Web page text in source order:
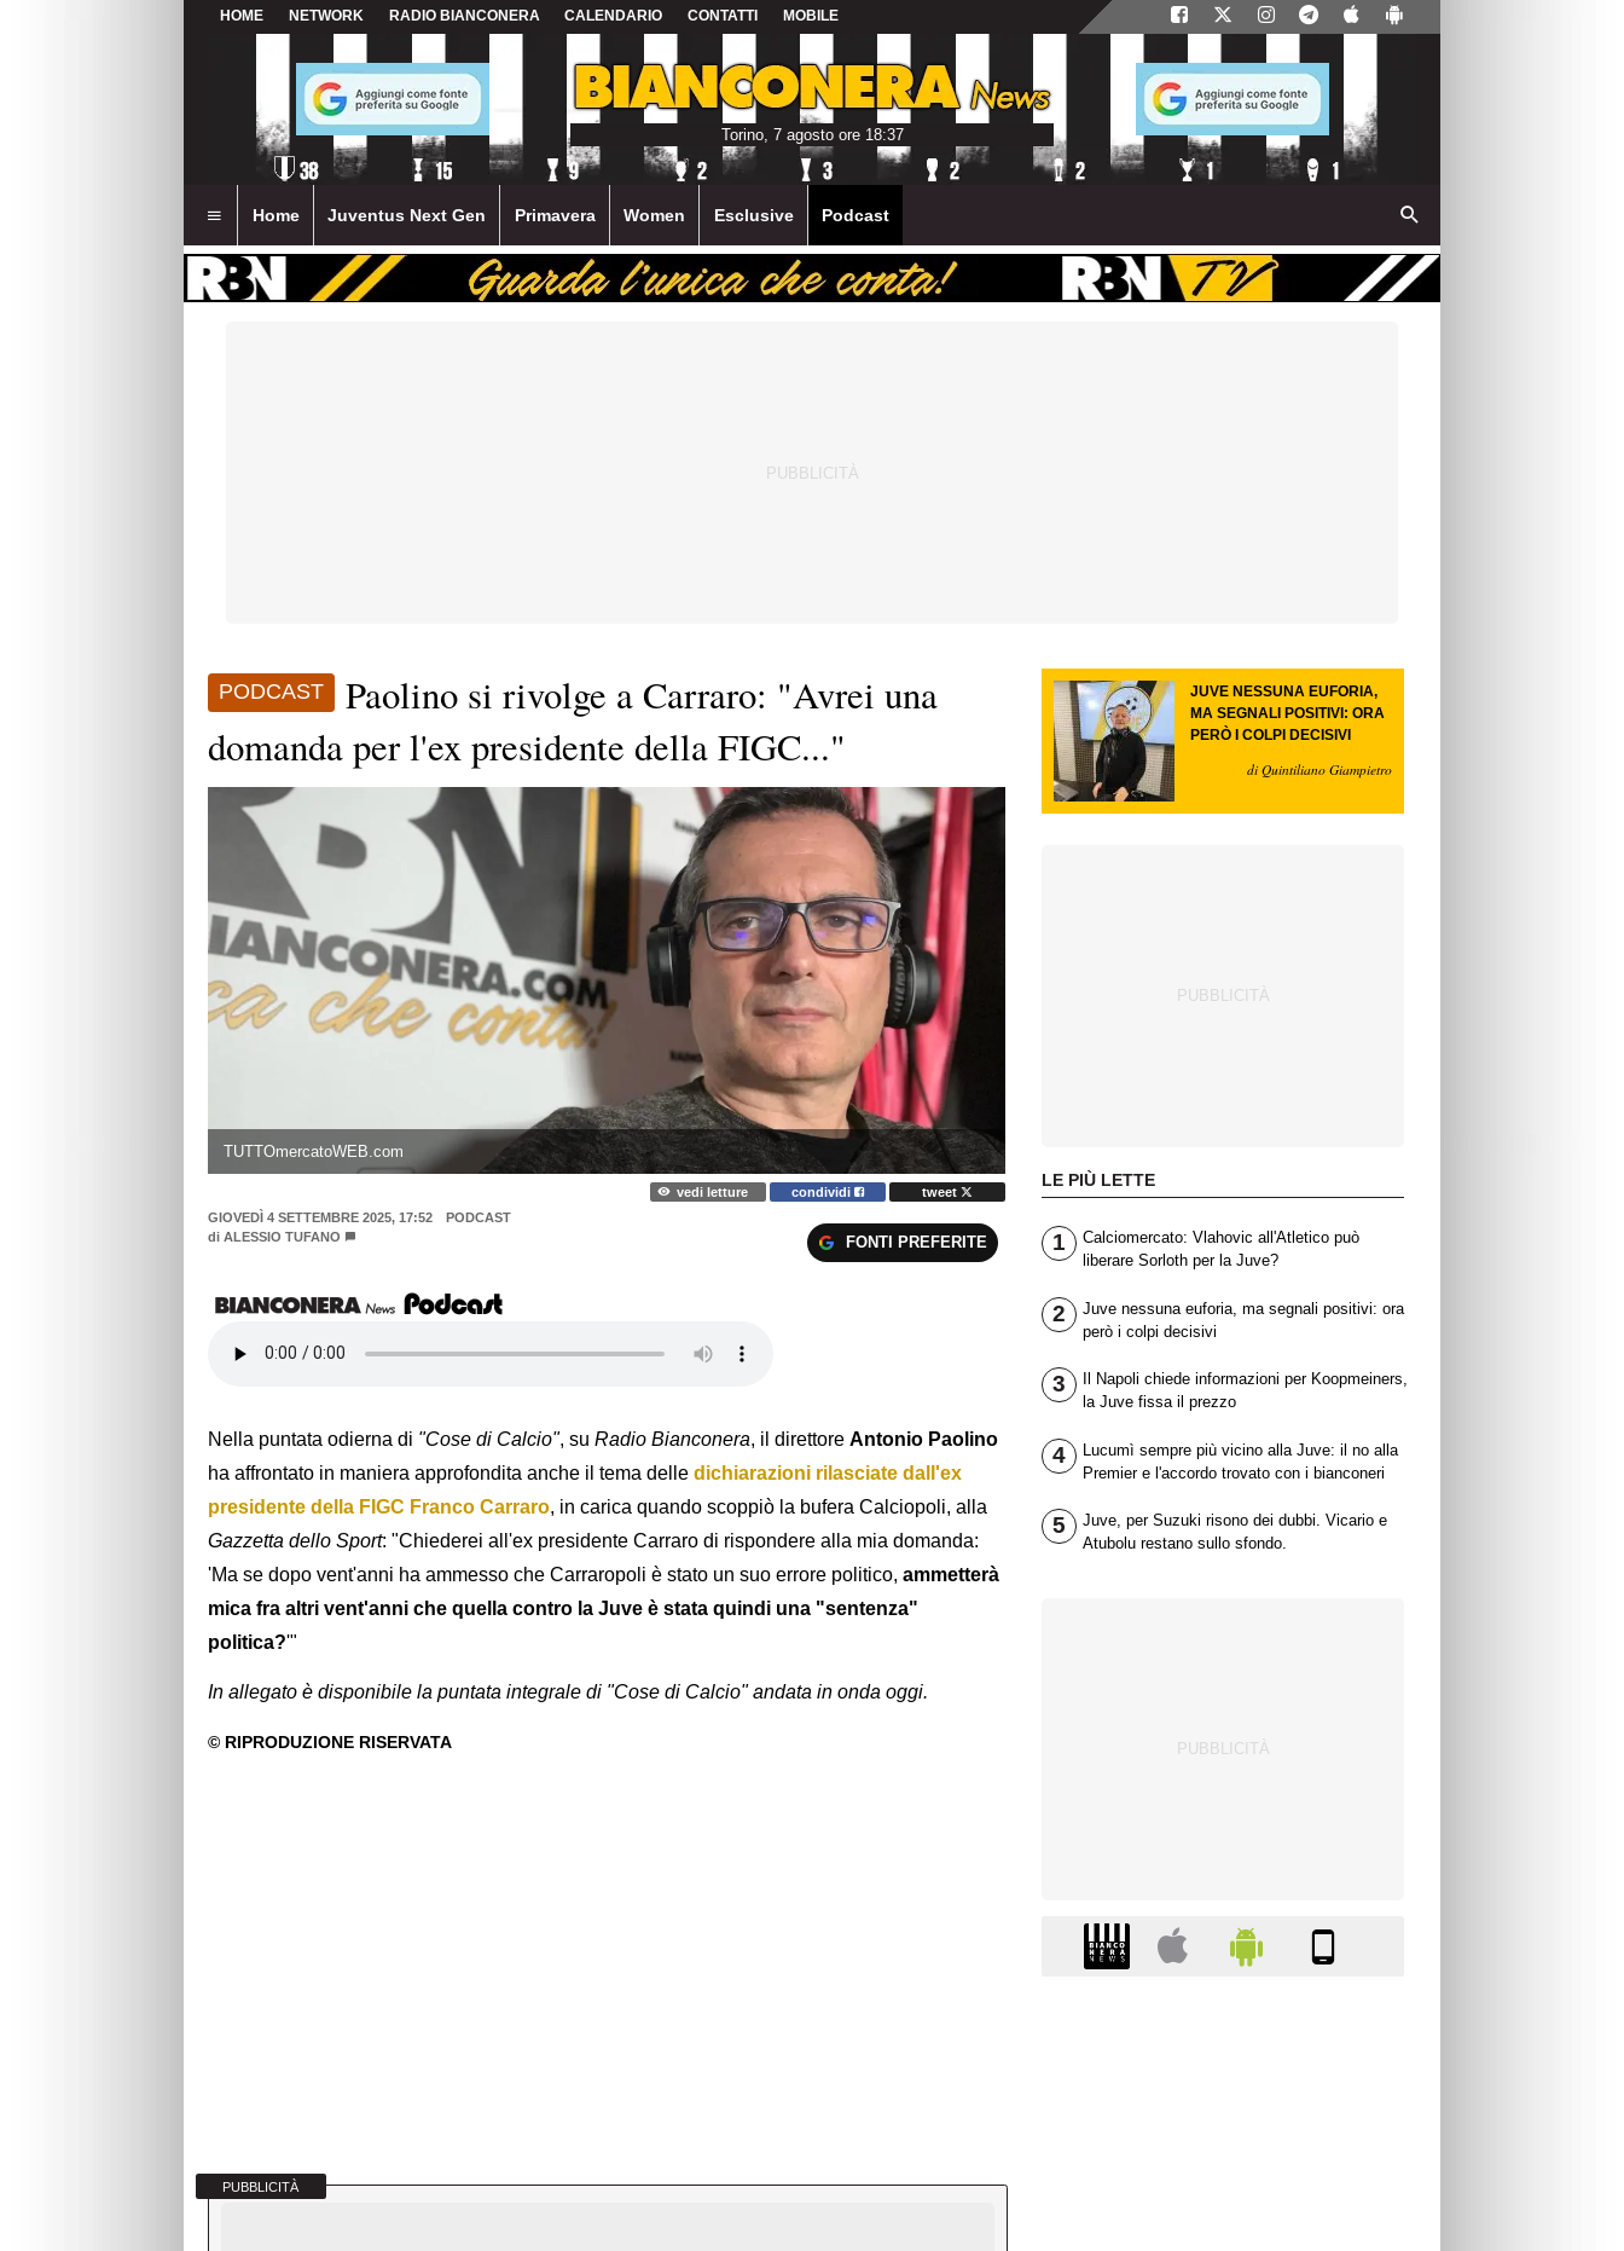
HOME NETWORK RADIO BIANCONERA CALENDARIO CONTATTI MOBILE
Torino, 7 agosto ore 18:37
Home Juventus Next Gen Primavera Women Esclusive Podcast
PODCAST
Paolino si rivolge a Carraro: "Avrei una
domanda per l'ex presidente della FIGC..."
TUTTOmercatoWEB.com
vedi letture condividi
tweet
GIOVEDÌ 4 SETTEMBRE 2025, 17:52
PODCAST
di ALESSIO TUFANO FONTI PREFERITE
Nella puntata odierna di "Cose di Calcio", su Radio Bianconera, il direttore Antonio Paolino
ha affrontato in maniera approfondita anche il tema delle dichiarazioni rilasciate dall'ex
presidente della FIGC Franco Carraro, in carica quando scoppiò la bufera Calciopoli, alla
Gazzetta dello Sport: "Chiederei all'ex presidente Carraro di rispondere alla mia domanda:
'Ma se dopo vent'anni ha ammesso che Carraropoli è stato un suo errore politico, ammetterà
mica fra altri vent'anni che quella contro la Juve è stata quindi una "sentenza"
politica?'"
In allegato è disponibile la puntata integrale di "Cose di Calcio" andata in onda oggi.
PUBBLICITÀ
JUVE NESSUNA EUFORIA,
MA SEGNALI POSITIVI: ORA
PERÒ I COLPI DECISIVI
di Quintiliano Giampietro
LE PIÙ LETTE
1
Calciomercato: Vlahovic all'Atletico può
liberare Sorloth per la Juve?
2
Juve nessuna euforia, ma segnali positivi: ora
però i colpi decisivi
3
Il Napoli chiede informazioni per Koopmeiners,
la Juve fissa il prezzo
4
Lucumì sempre più vicino alla Juve: il no alla
Premier e l'accordo trovato con i bianconeri
5
Juve, per Suzuki risono dei dubbi. Vicario e
Atubolu restano sullo sfondo.